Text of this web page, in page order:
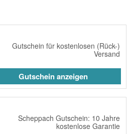
Gutschein für kostenlosen (Rück-)
Versand
Gutschein anzeigen
Scheppach Gutschein: 10 Jahre
kostenlose Garantie